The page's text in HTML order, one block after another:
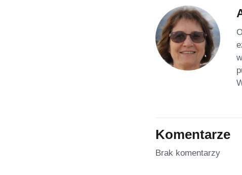
Komentarze
Brak komentarzy